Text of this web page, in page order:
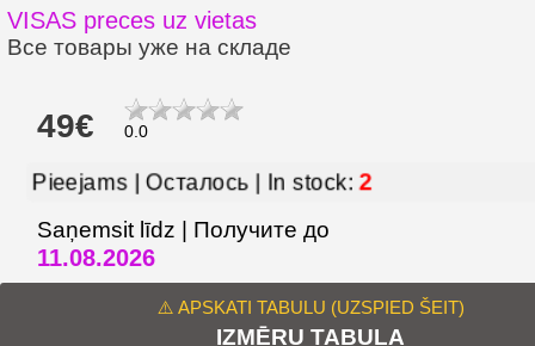
VISAS preces uz vietas
Все товары уже на складе
49€ 0.0
Pieejams | Осталось | In stock:2
Saņemsit līdz | Получите до
11.08.2026
⚠️ APSKATI TABULU (UZSPIED ŠEIT)
IZMĒRU TABULA